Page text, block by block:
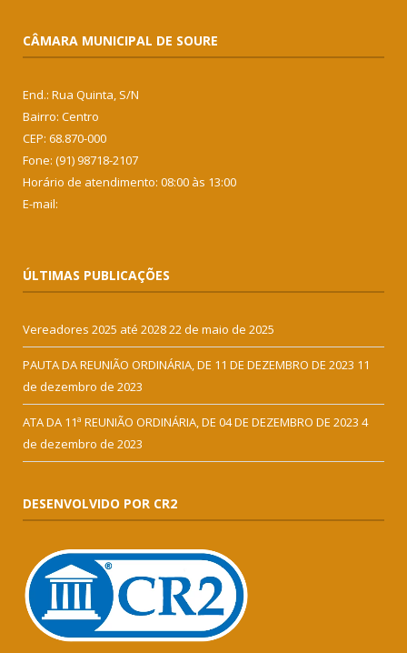
CÂMARA MUNICIPAL DE SOURE
End.: Rua Quinta, S/N
Bairro: Centro
CEP: 68.870-000
Fone: (91) 98718-2107
Horário de atendimento: 08:00 às 13:00
E-mail:
ÚLTIMAS PUBLICAÇÕES
Vereadores 2025 até 202822 de maio de 2025
PAUTA DA REUNIÃO ORDINÁRIA, DE 11 DE DEZEMBRO DE 2023 11
de dezembro de 2023
ATA DA 11ª REUNIÃO ORDINÁRIA, DE 04 DE DEZEMBRO DE 2023 4
de dezembro de 2023
DESENVOLVIDO POR CR2